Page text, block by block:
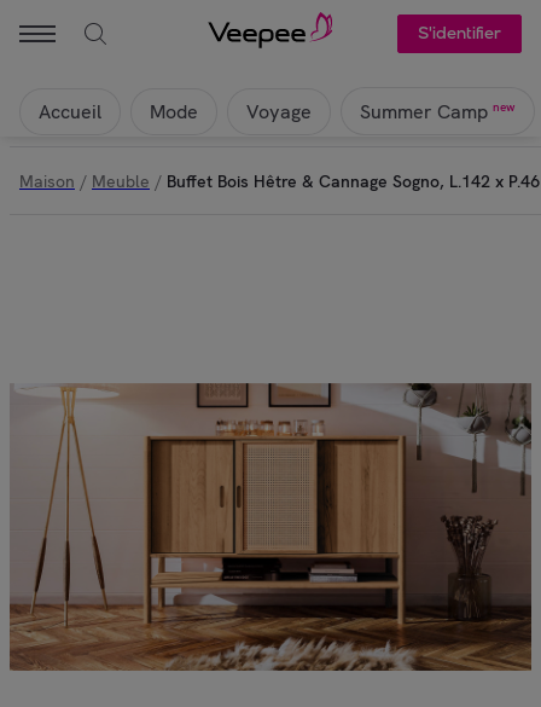
S'identifier
Accueil Mode Voyage Summer Camp new
Maison / Meuble / Buffet Bois Hêtre & Cannage Sogno, L.142 x